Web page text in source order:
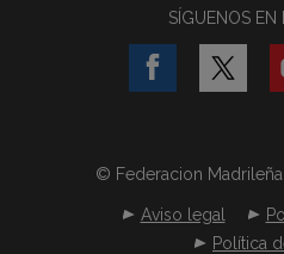
SÍGUENOS EN
© Federacion
Aviso legal
Política